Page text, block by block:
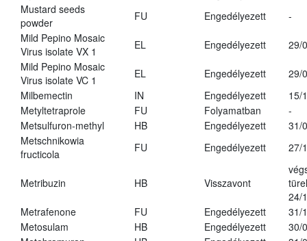
Mustard seeds
powder
FU Engedélyezett
-
Mild Pepino Mosaic
Virus isolate VX 1
EL Engedélyezett
29/
Mild Pepino Mosaic
Virus isolate VC 1
EL Engedélyezett
29/
Milbemectin
IN Engedélyezett
15/
Metyltetraprole
FU Folyamatban
-
Metsulfuron-methyl
HB Engedélyezett
31/
Metschnikowia
fructicola
FU Engedélyezett 27/
Metribuzin HB Visszavont
24/
Metrafenone
FU Engedélyezett
31/
Metosulam
HB Engedélyezett
30/